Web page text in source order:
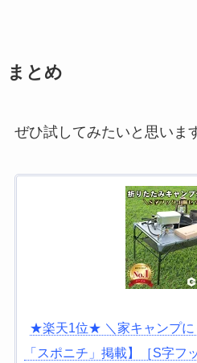
まとめ
ぜひ試してみたいと思いま
★楽天1位★ ＼家キャンプに
「スポニチ」掲載】［S字フ